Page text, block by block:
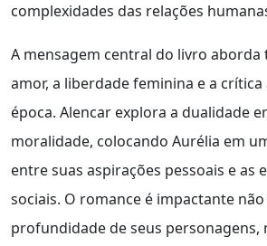
complexidades das relações
A mensagem central do livro aborda
amor, a liberdade feminina e a crítica
época. Alencar explora a dualidade
moralidade, colocando Aurélia em
entre suas aspirações pessoais e as
sociais. O romance é impactante
profundidade de seus personagens,